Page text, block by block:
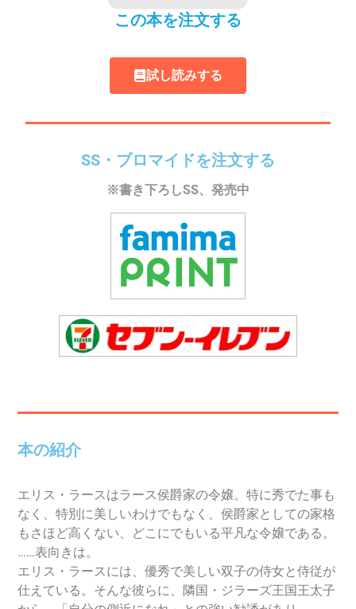
この本を注文する
試し読みする
SS・ブロマイドを注文する
※書き下ろしSS、発売中
本の紹介
エリス・ラースはラース侯爵家の令嬢。特に秀でた事も
なく、特別に美しいわけでもなく、侯爵家としての家格
もさほど高くない、どこにでもいる平凡な令嬢である。
……表向きは。
エリス・ラースには、優秀で美しい双子の侍女と侍従が
仕えている。そんな彼らに、隣国・ジラーズ王国王太子